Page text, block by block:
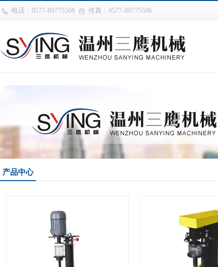
巴西vs摩洛哥
电话：0577-89775508 传真：0577-89775506
产品中心